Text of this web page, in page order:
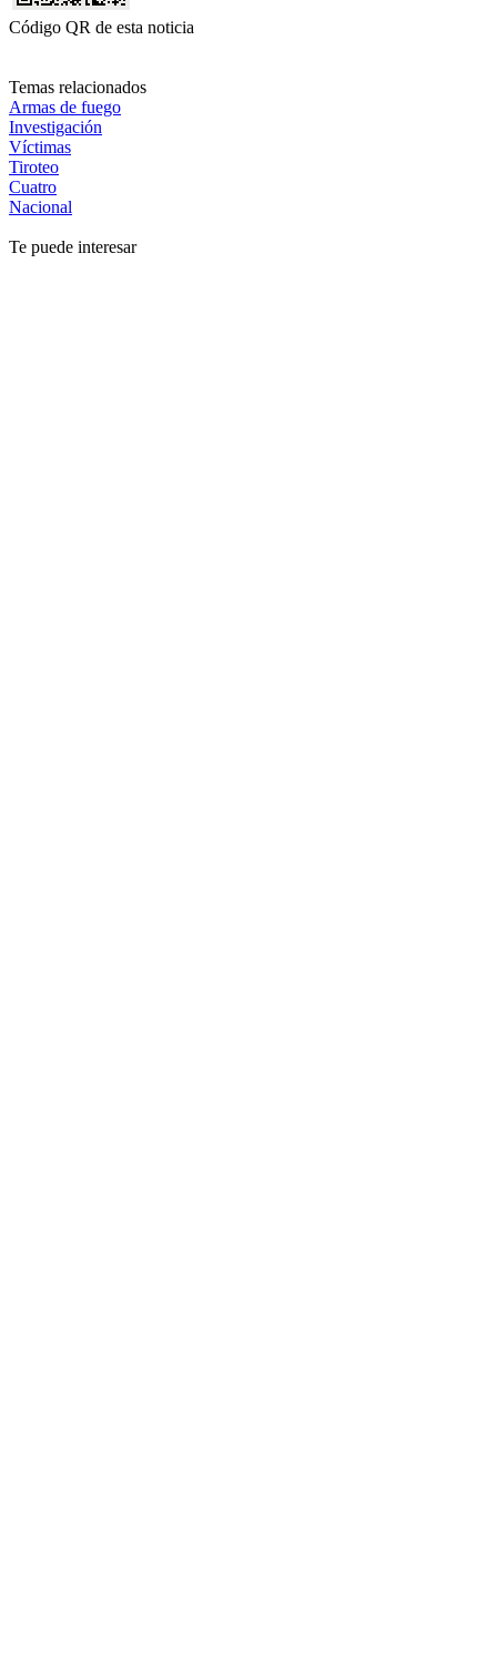
Código QR de esta noticia
Temas relacionados
Armas de fuego
Investigación
Víctimas
Tiroteo
Cuatro
Nacional
Te puede interesar